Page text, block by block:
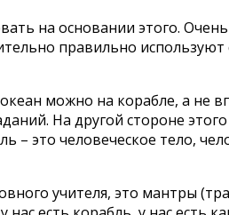
на основании этого.
правильно
можно на корабле, а не
На другой стороне
это человеческое тело,
учителя, это мантры